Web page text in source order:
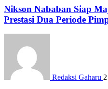
Nikson Nababan Siap
Prestasi Dua Periode
Redaksi Gaharu